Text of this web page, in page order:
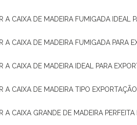
A CAIXA DE MADEIRA FUMIGADA IDEAL
A CAIXA DE MADEIRA FUMIGADA PARA
A CAIXA DE MADEIRA IDEAL PARA
A CAIXA DE MADEIRA TIPO
A CAIXA GRANDE DE MADEIRA